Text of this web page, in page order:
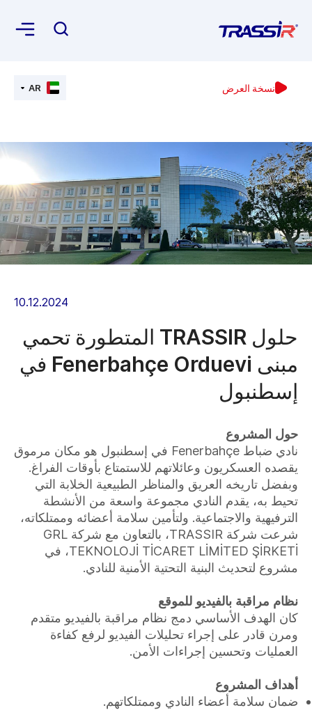
نسخة العرض AR
10.12.2024
حلول TRASSIR المتطورة تحمي
مبنى Fenerbahçe Orduevi في
إسطنبول
حول المشروع
نادي ضباط Fenerbahçe في إسطنبول هو مكان مرموق
يقصده العسكريون وعائلاتهم للاستمتاع بأوقات الفراغ.
وبفضل تاريخه العريق والمناظر الطبيعية الخلابة التي
تحيط به، يقدم النادي مجموعة واسعة من الأنشطة
الترفيهية والاجتماعية. ولتأمين سلامة أعضائه وممتلكاته،
شرعت شركة TRASSIR، بالتعاون مع شركة GRL
TEKNOLOJİ TİCARET LİMİTED ŞİRKETİ، في
مشروع لتحديث البنية التحتية الأمنية للنادي.
نظام مراقبة بالفيديو للموقع
كان الهدف الأساسي دمج نظام مراقبة بالفيديو متقدم
ومرن قادر على إجراء تحليلات الفيديو لرفع كفاءة
العمليات وتحسين إجراءات الأمن.
أهداف المشروع
ضمان سلامة أعضاء النادي وممتلكاتهم.